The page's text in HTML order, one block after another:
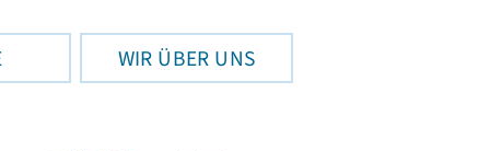
WIR ÜBER UNS